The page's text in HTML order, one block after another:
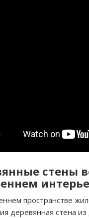
стены
пространстве
деревянная стена из